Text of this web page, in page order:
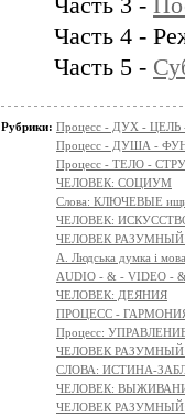
Часть 3 -
Часть 4 -
Часть 5 -
Рубрики: Процесс - ДУХ -
Процесс - ДУША -
Процесс - ТЕЛО -
ЧЕЛОВЕК: СОЦИУМ
Слова: КЛЮЧЕВЫЕ
ЧЕЛОВЕК:
ЧЕЛОВЕК
A. Людська думка і мова
AUDIO - & - VIDEO -
ЧЕЛОВЕК: ДЕЯНИЯ
ПРОЦЕСС -
Процесс:
ЧЕЛОВЕК
СЛОВА: ИСТИНА-
ЧЕЛОВЕК: ВЫЖИВАНИЕ
ЧЕЛОВЕК РАЗУМНЫЙ: